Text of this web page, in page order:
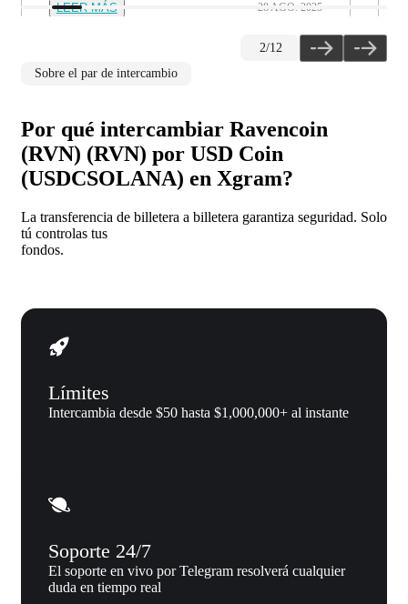
LEER MÁS 28 AGO. 2025
2/12
Sobre el par de intercambio
Por qué intercambiar Ravencoin
(RVN) (RVN) por USD Coin
(USDCSOLANA) en Xgram?
La transferencia de billetera a billetera garantiza seguridad. Solo
tú controlas tus
fondos.
Límites
Intercambia desde $50 hasta $1,000,000+ al instante
Soporte 24/7
El soporte en vivo por Telegram resolverá cualquier
duda en tiempo real